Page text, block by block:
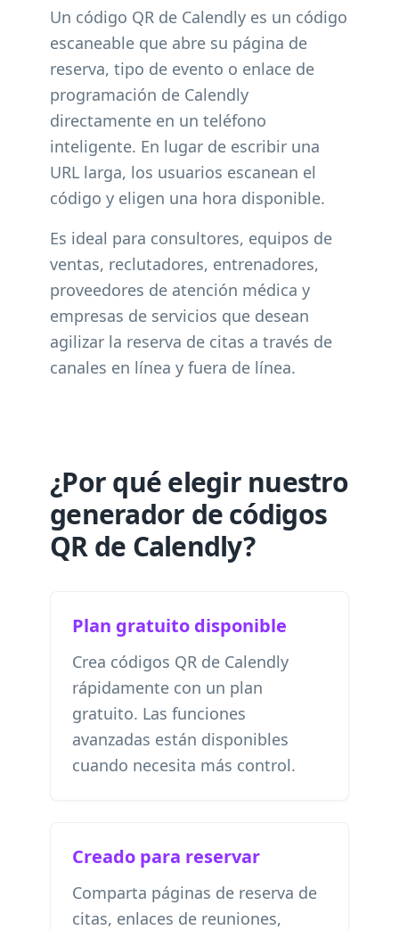
Un código QR de Calendly es un código
escaneable que abre su página de
reserva, tipo de evento o enlace de
programación de Calendly
directamente en un teléfono
inteligente. En lugar de escribir una
URL larga, los usuarios escanean el
código y eligen una hora disponible.
Es ideal para consultores, equipos de
ventas, reclutadores, entrenadores,
proveedores de atención médica y
empresas de servicios que desean
agilizar la reserva de citas a través de
canales en línea y fuera de línea.
¿Por qué elegir nuestro
generador de códigos
QR de Calendly?
Plan gratuito disponible
Crea códigos QR de Calendly
rápidamente con un plan
gratuito. Las funciones
avanzadas están disponibles
cuando necesita más control.
Creado para reservar
Comparta páginas de reserva de
citas, enlaces de reuniones,